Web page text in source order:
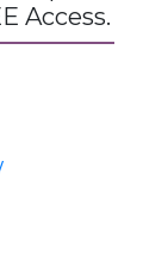
Access.